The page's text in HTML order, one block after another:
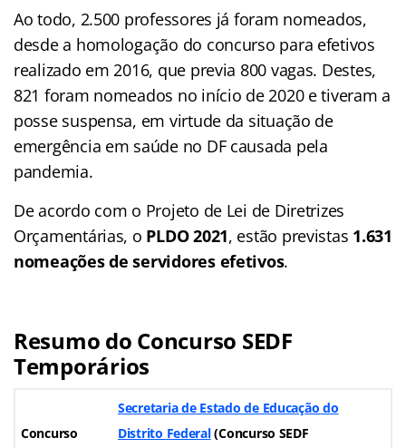
Ao todo, 2.500 professores já foram nomeados,
desde a homologação do concurso para efetivos
realizado em 2016, que previa 800 vagas. Destes,
821 foram nomeados no início de 2020 e tiveram a
posse suspensa, em virtude da situação de
emergência em saúde no DF causada pela
pandemia.
De acordo com o Projeto de Lei de Diretrizes
Orçamentárias, o PLDO 2021, estão previstas 1.631
nomeações de servidores efetivos.
Resumo do Concurso SEDF
Temporários
Concurso
Secretaria de Estado de Educação do
Distrito Federal(Concurso SEDF